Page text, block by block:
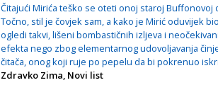
Čitajući Mirića teško se oteti onoj staroj Buffonovoj
Točno, stil je čovjek sam, a kako je Mirić oduvijek
ogledi takvi, lišeni bombastičnih izljeva i
efekta nego zbog elementarnog udovoljavanja
čitača, onog koji ruje po pepelu da bi pokrenuo
Zdravko Zima, Novi list